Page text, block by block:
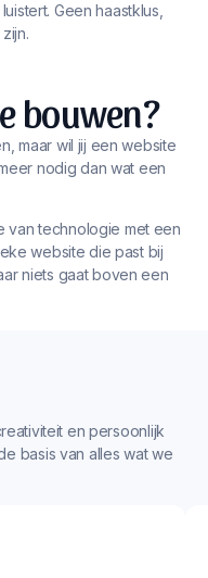
Geen haastklus,
bouwen?
maar wil jij een website
nodig dan wat een
van technologie met een
website die past bij
niets gaat boven een
en persoonlijk
basis van alles wat we